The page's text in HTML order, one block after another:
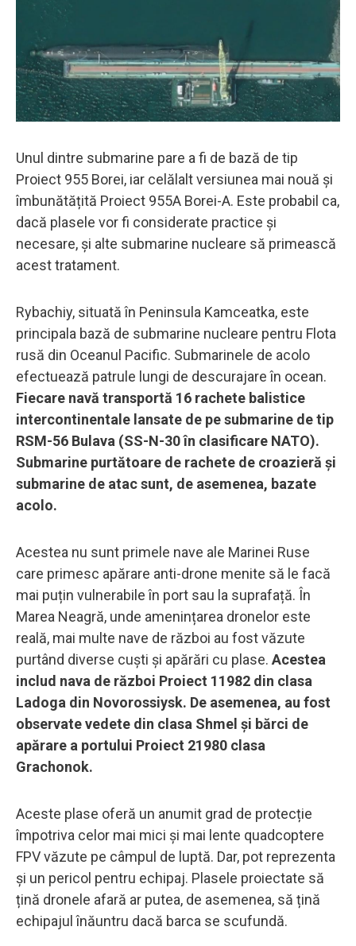
Unul dintre submarine pare a fi de bază de tip
Proiect 955 Borei, iar celălalt versiunea mai nouă și
îmbunătățită Proiect 955A Borei-A. Este probabil ca,
dacă plasele vor fi considerate practice și
necesare, și alte submarine nucleare să primească
acest tratament.
Rybachiy, situată în Peninsula Kamceatka, este
principala bază de submarine nucleare pentru Flota
rusă din Oceanul Pacific. Submarinele de acolo
efectuează patrule lungi de descurajare în ocean.
Fiecare navă transportă 16 rachete balistice
intercontinentale lansate de pe submarine de tip
RSM-56 Bulava (SS-N-30 în clasificare NATO).
Submarine purtătoare de rachete de croazieră și
submarine de atac sunt, de asemenea, bazate
acolo.
Acestea nu sunt primele nave ale Marinei Ruse
care primesc apărare anti-drone menite să le facă
mai puțin vulnerabile în port sau la suprafață. În
Marea Neagră, unde amenințarea dronelor este
reală, mai multe nave de război au fost văzute
purtând diverse cuști și apărări cu plase. Acestea
includ nava de război Proiect 11982 din clasa
Ladoga din Novorossiysk. De asemenea, au fost
observate vedete din clasa Shmel și bărci de
apărare a portului Proiect 21980 clasa
Grachonok.
Aceste plase oferă un anumit grad de protecție
împotriva celor mai mici și mai lente quadcoptere
FPV văzute pe câmpul de luptă. Dar, pot reprezenta
și un pericol pentru echipaj. Plasele proiectate să
țină dronele afară ar putea, de asemenea, să țină
echipajul înăuntru dacă barca se scufundă.